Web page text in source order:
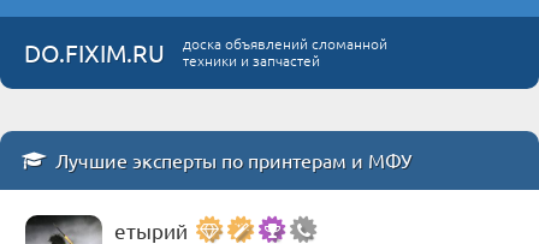
DO.FIXIM.RU
доска объявлений сломанной
техники и запчастей
Лучшие эксперты по принтерам и МФУ
етырий